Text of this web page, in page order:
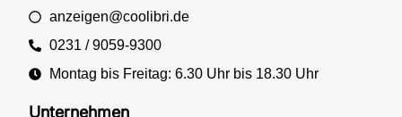
Unternehmen
anzeigen@coolibri.de
0231 / 9059-9300
Montag bis Freitag: 6.30 Uhr bis 18.30 Uhr